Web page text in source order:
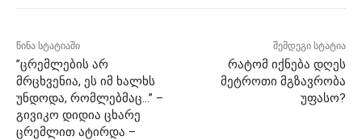
წინა სტატიაში
”ცრემლების არ
მრცხვენია, ეს იმ ხალხს
უნდოდა, რომლებმაც…” –
გივიკო დიდია ცხარე
ცრემლით ატირდა –
შემდეგი სტატია
რატომ იქნება დღეს
მეტროთი მგზავრობა
უფასო?